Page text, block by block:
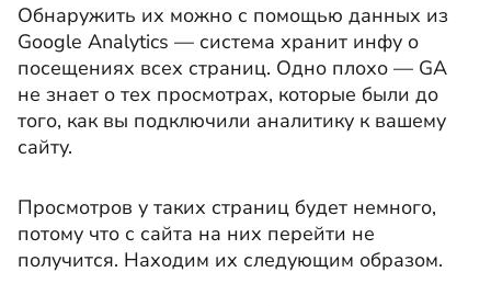
Обнаружить их можно с помощью данных из
Google Analytics — система хранит инфу о
посещениях всех страниц. Одно плохо — GA
не знает о тех просмотрах, которые были до
того, как вы подключили аналитику к вашему
сайту.
Просмотров у таких страниц будет немного,
потому что с сайта на них перейти не
получится. Находим их следующим образом.